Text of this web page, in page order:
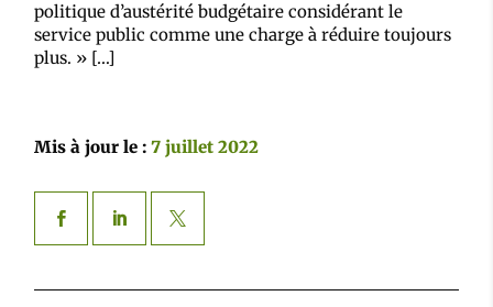
politique d’austérité budgétaire considérant le
service public comme une charge à réduire toujours
plus. » […]
Mis à jour le :7 juillet 2022